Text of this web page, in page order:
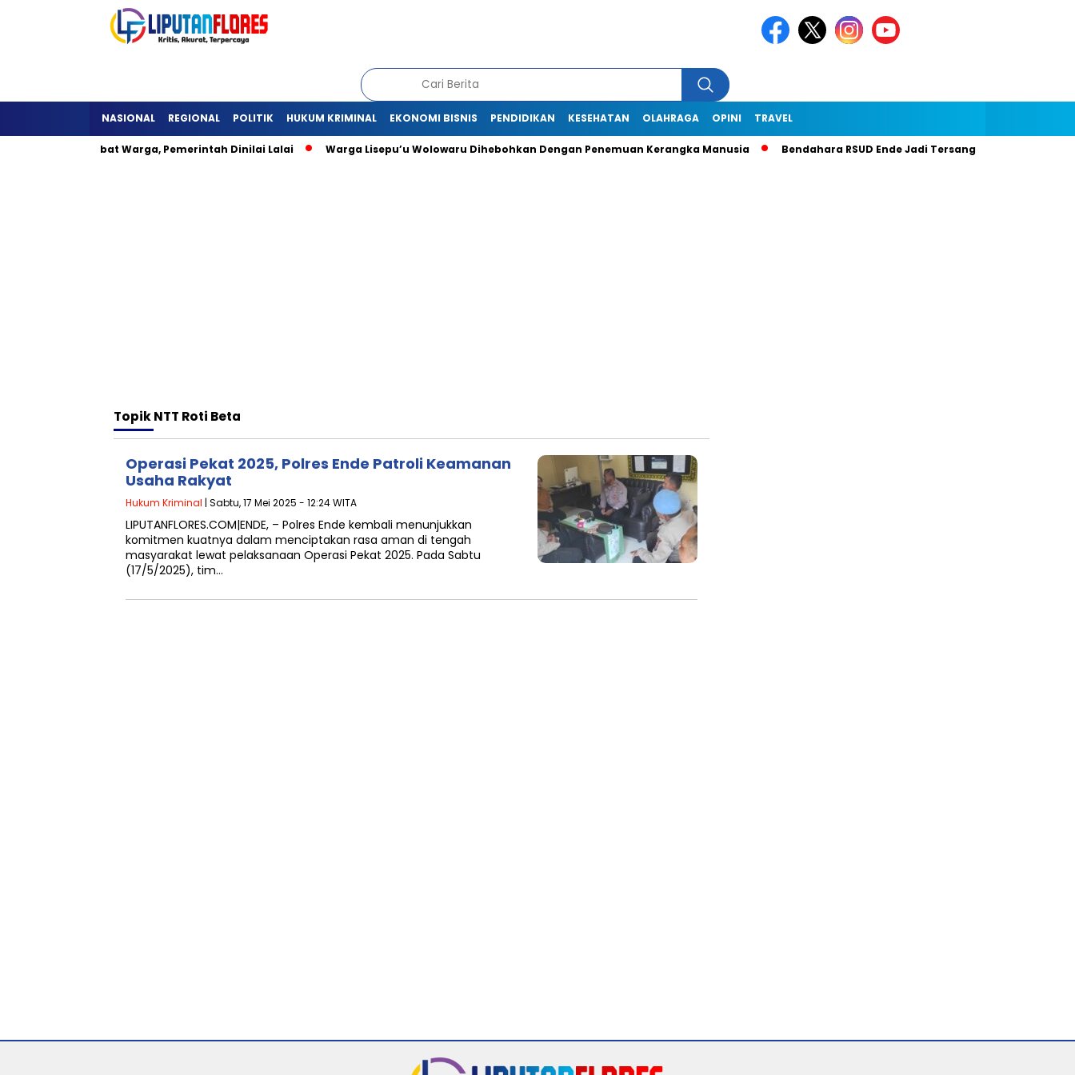
NASIONAL REGIONAL POLITIK HUKUM KRIMINAL EKONOMI BISNIS PENDIDIKAN KESEHATAN OLAHRAGA OPINI TRAVEL
Detukeli Hambat Warga, Pemerintah Dinilai Lalai Warga Lisepu’u Wolowaru Dihebohkan Dengan Penemuan Kerangka Manusia Bendahara RSUD Ende Jadi Tersangka Dugaan
TopikNTT Roti Beta
Operasi Pekat 2025, Polres Ende Patroli Keamanan
Usaha Rakyat
Hukum Kriminal | Sabtu, 17 Mei 2025 - 12:24 WITA
LIPUTANFLORES.COM|ENDE, – Polres Ende kembali menunjukkan
komitmen kuatnya dalam menciptakan rasa aman di tengah
masyarakat lewat pelaksanaan Operasi Pekat 2025. Pada Sabtu
(17/5/2025), tim…